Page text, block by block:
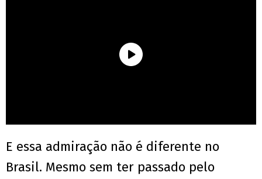
E essa admiração não é diferente no
Brasil. Mesmo sem ter passado pelo